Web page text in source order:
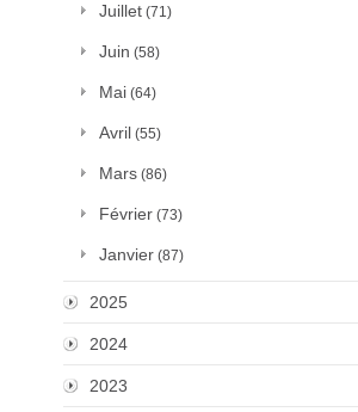
Juillet (71)
Juin (58)
Mai (64)
Avril (55)
Mars (86)
Février (73)
Janvier (87)
2025
2024
2023